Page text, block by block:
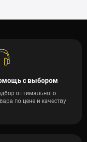
с выбором
оптимального
по цене и качеству